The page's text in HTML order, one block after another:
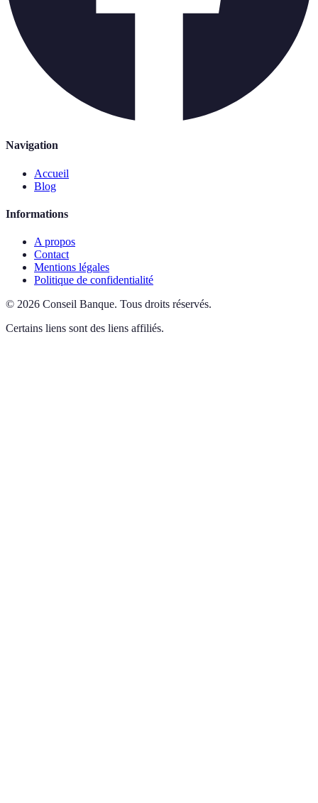
Navigation
Accueil
Blog
Informations
A propos
Contact
Mentions légales
Politique de confidentialité
© 2026 Conseil Banque. Tous droits réservés.
Certains liens sont des liens affiliés.